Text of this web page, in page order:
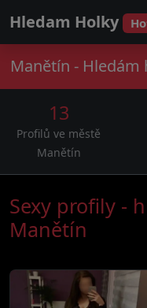
Hledam Holky
Manětín - Hledám
13
Profilů ve městě
Manětín
Sexy profily -
Manětín